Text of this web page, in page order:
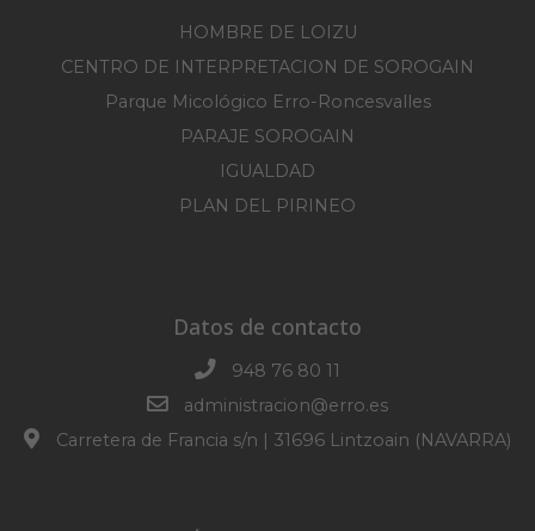
HOMBRE DE LOIZU
CENTRO DE INTERPRETACION DE SOROGAIN
Parque Micológico Erro-Roncesvalles
PARAJE SOROGAIN
IGUALDAD
PLAN DEL PIRINEO
Datos de contacto
948 76 80 11
administracion@erro.es
Carretera de Francia s/n | 31696 Lintzoain (NAVARRA)